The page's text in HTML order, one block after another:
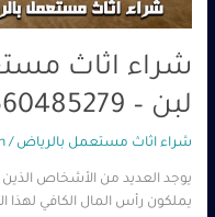
شراء اثاث
لبن – 0560485279 – شركة ابو العز
شراء اثاث مستعمل بالرياض /
يوجد العديد من الأشخاص الذين
يملكون رأس المال الكافي لهذا